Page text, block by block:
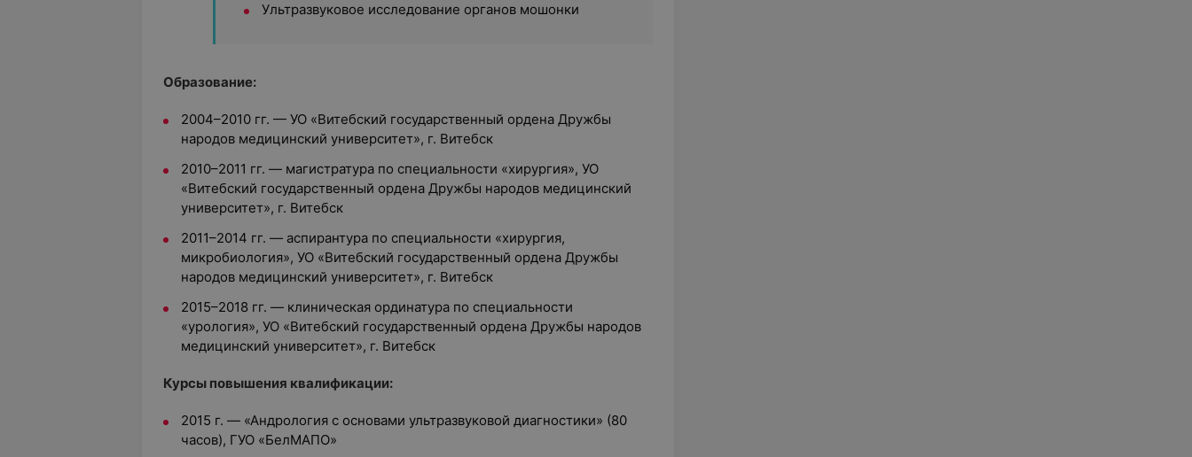
Ультразвуковое исследование органов мошонки
Образование:
2004–2010 гг. — УО «Витебский государственный ордена Дружбы
народов медицинский университет», г. Витебск
2010–2011 гг. — магистратура по специальности «хирургия», УО
«Витебский государственный ордена Дружбы народов медицинский
университет», г. Витебск
2011–2014 гг. — аспирантура по специальности «хирургия,
микробиология», УО «Витебский государственный ордена Дружбы
народов медицинский университет», г. Витебск
2015–2018 гг. — клиническая ординатура по специальности
«урология», УО «Витебский государственный ордена Дружбы народов
медицинский университет», г. Витебск
Курсы повышения квалификации:
2015 г. — «Андрология с основами ультразвуковой диагностики» (80
часов), ГУО «БелМАПО»